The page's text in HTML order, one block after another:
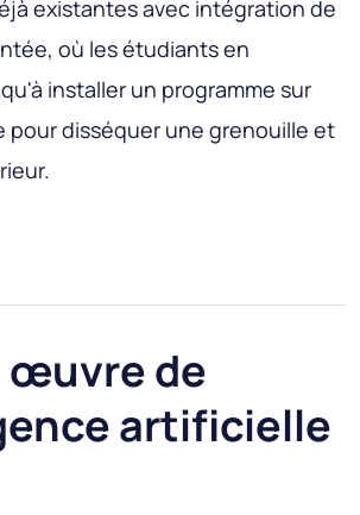
existantes avec intégration de
où les étudiants en
installer un programme sur
pour disséquer une grenouille et
œuvre de
artificielle